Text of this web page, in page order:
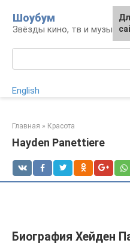
контенту
Шоубум
Звёзды кино, тв и музыки
English
Главная » Красота
Hayden Panettiere
Биография Хейден